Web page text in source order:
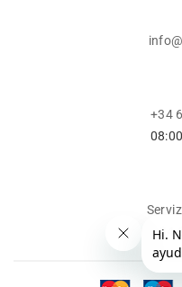
+34
+34